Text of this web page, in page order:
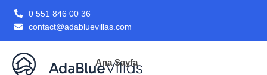
0 551 846 00 36
contact@adabluevillas.com
Ana Sayfa